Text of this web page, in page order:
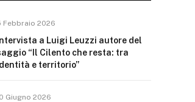
Febbraio 2026
Intervista a Luigi Leuzzi autore del
“Il Cilento che resta: tra
e territorio”
Giugno 2026